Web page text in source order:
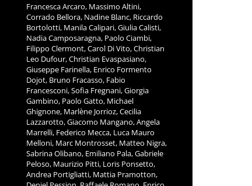
Francesca Arcaro, Massimo Altini,
Corrado Bellora, Nadine Blanc, Riccardo
Bortolotti, Manila Calipari, Giulia Calisti,
Nadia Camposaragna, Paolo Ciambi,
Filippo Clermont, Carol Di Vito, Christian
Leo Dufour, Christian Evaspasiano,
Giuseppe Farinella, Enrico Formento
Dojot, Bruno Fracasso, Fabio
Francesconi, Sofia Fregnani, Giorgia
Gambino, Paolo Gatto, Michael
Ghignone, Marlène Jorrioz, Cecilia
Lazzarotto, Giacomo Mangano, Angela
Marrelli, Federico Mecca, Luca Mauro
Melloni, Marc Montrosset, Matteo Nigra,
Sabrina Olibano, Emiliano Pala, Gabriele
Peloso, Maurizio Pitti, Loris Ponsetto,
Andrea Portigliatti, Mattia Pramotton,